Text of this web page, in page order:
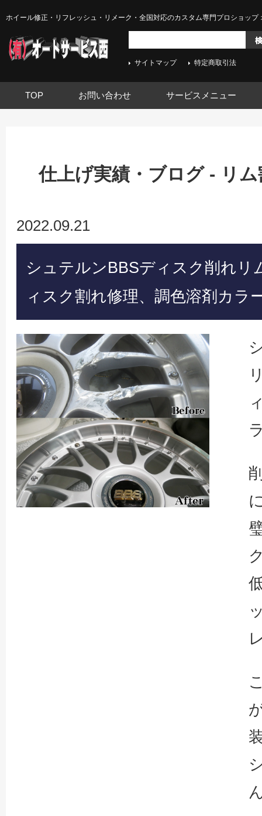
ホイール修正・リフレッシュ・リメーク・全国対応のカスタム専門プロショップ
サイトマップ 特定商取引法
TOP お問い合わせ サービスメニュー
仕上げ実績・ブログ - リ
2022.09.21
シュテルンBBSディスク削れリ
ィスク割れ修理、調色溶剤カラ